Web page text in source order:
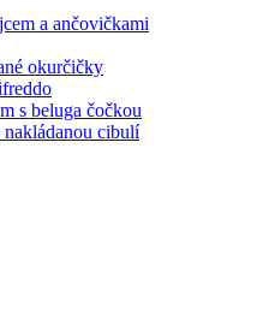
a ančovičkami
okurčičky
s beluga čočkou
nakládanou cibulí